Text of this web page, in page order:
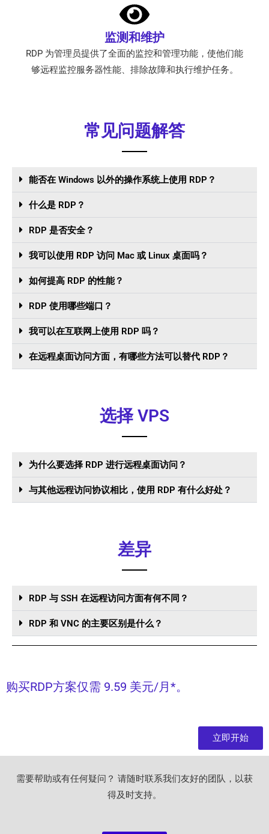
监测和维护
RDP 为管理员提供了全面的监控和管理功能，使他们能
够远程监控服务器性能、排除故障和执行维护任务。
常见问题解答
能否在 Windows 以外的操作系统上使用 RDP？
什么是 RDP？
RDP 是否安全？
我可以使用 RDP 访问 Mac 或 Linux 桌面吗？
如何提高 RDP 的性能？
RDP 使用哪些端口？
我可以在互联网上使用 RDP 吗？
在远程桌面访问方面，有哪些方法可以替代 RDP？
选择 VPS
为什么要选择 RDP 进行远程桌面访问？
与其他远程访问协议相比，使用 RDP 有什么好处？
差异
RDP 与 SSH 在远程访问方面有何不同？
RDP 和 VNC 的主要区别是什么？
购买RDP方案仅需 9.59 美元/月*。
立即开始
需要帮助或有任何疑问？ 请随时联系我们友好的团队，以获
得及时支持。